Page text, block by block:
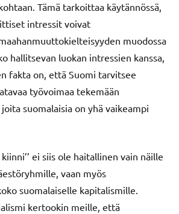
Tämä tarkoittaa käytännössä,
intressit voivat
muodossa
hallitsevan luokan intressien kanssa,
fakta on, että Suomi tarvitsee
työvoimaa tekemään
suomalaisia on yhä vaikeampi
ei siis ole haitallinen vain näille
vaan myös
suomalaiselle kapitalismille.
kertookin meille, että